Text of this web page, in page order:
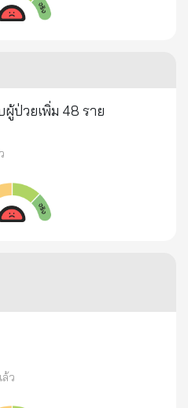
ชีวิต.. > และภาพความรักที่
เชิดชู...คุณค่าของความรัก...ที่
ผ่าตัดที่ รพ.กรุงเทพ มี
นี้เหลือบ้านเพียงแห่งเดียวที่
ยปะทุยังไม่หายนอนรอ
คาราบาวก็ไปเยี่ยมพร้อม
จริงครับ
ป่วยเพิ่ม 48 ราย
ว